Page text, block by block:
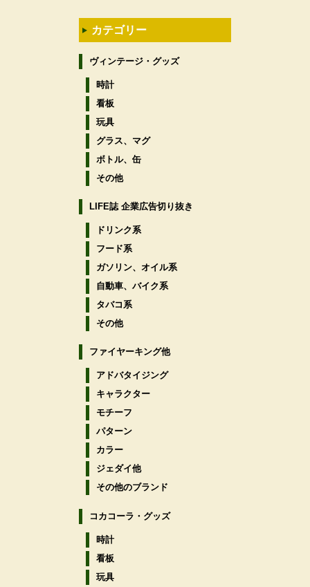
カテゴリー
ヴィンテージ・グッズ
時計
看板
玩具
グラス、マグ
ボトル、缶
その他
LIFE誌 企業広告切り抜き
ドリンク系
フード系
ガソリン、オイル系
自動車、バイク系
タバコ系
その他
ファイヤーキング他
アドバタイジング
キャラクター
モチーフ
パターン
カラー
ジェダイ他
その他のブランド
コカコーラ・グッズ
時計
看板
玩具